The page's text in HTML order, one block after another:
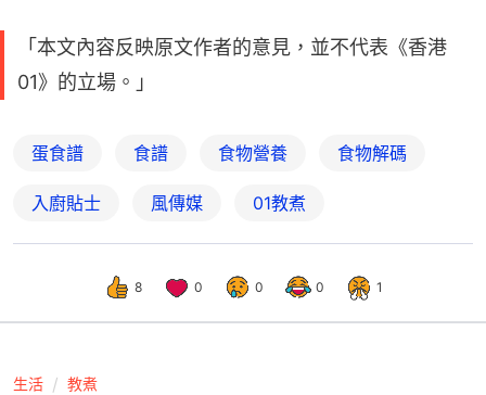
「本文內容反映原文作者的意見，並不代表《香港
01》的立場。」
蛋食譜 食譜 食物營養 食物解碼
入廚貼士 風傳媒 01教煮
8 0 0 0 1
生活 教煮